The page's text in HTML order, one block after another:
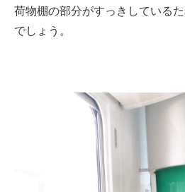
荷物棚の部分がすっきしている
でしょう。